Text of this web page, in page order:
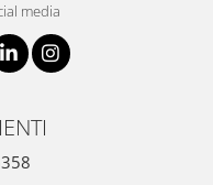
media